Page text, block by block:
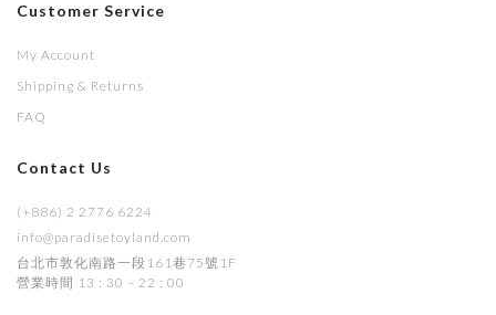
Customer Service
My Account
Shipping & Returns
FAQ
Contact Us
(+886) 2 2776 6224
info@paradisetoyland.com
台北市敦化南路一段161巷75號1F
營業時間 13 : 30 – 22 : 00